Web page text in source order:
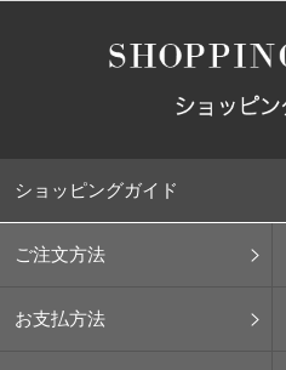
ショッピングガイド
ご注文方法
お支払方法